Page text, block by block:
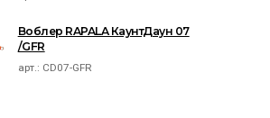
Воблер RAPALA КаунтДаун 07
/GFR
арт.: CD07-GFR